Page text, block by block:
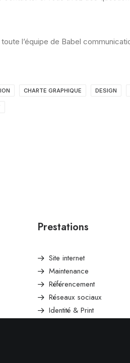
l’équipe de Babel
CHARTE GRAPHIQUE DESIGN
Prestations
Site internet
Maintenance
Référencement
Réseaux sociaux
Identité & Print